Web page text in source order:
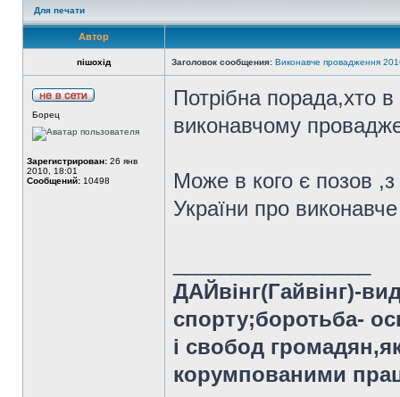
Для печати
Автор
пішохід Заголовок сообщения: Виконавче провадження
Борец
Зарегистрирован: 26 янв
2010, 18:01
Сообщений: 10498
Потрібна порада,хто
виконавчому
Може в кого є позов
України про
ДАЙвінг(Гайвінг)-
спорту;боротьба-
і свобод
корумпованими